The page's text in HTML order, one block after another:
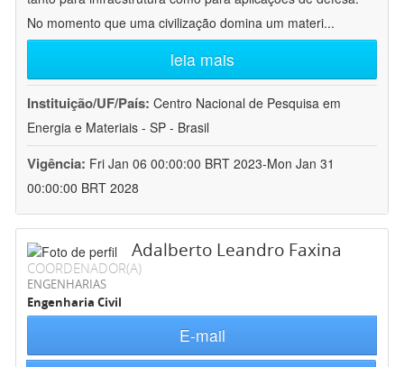
No momento que uma civilização domina um materi...
leia mais
Instituição/UF/País: Centro Nacional de Pesquisa em
Energia e Materiais - SP - Brasil
Vigência: Fri Jan 06 00:00:00 BRT 2023-Mon Jan 31
00:00:00 BRT 2028
Adalberto Leandro Faxina
COORDENADOR(A)
ENGENHARIAS
Engenharia Civil
E-mail